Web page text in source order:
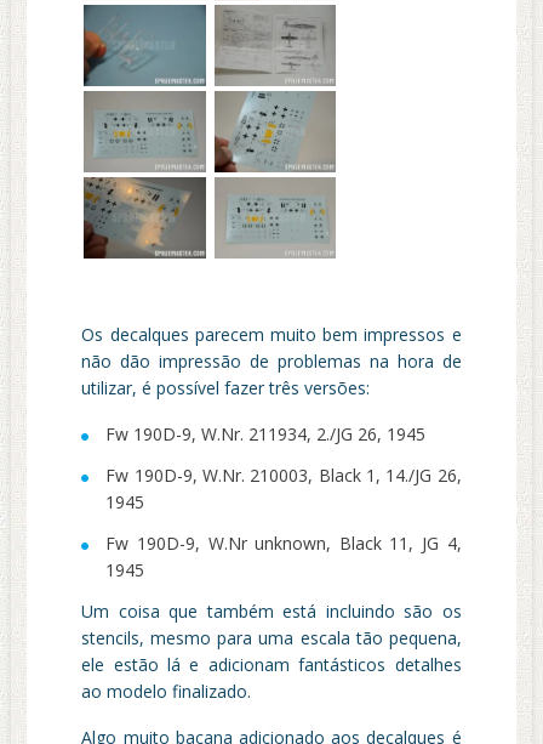
Os decalques parecem muito bem impressos e
não dão impressão de problemas na hora de
utilizar, é possível fazer três versões:
Fw 190D-9, W.Nr. 211934, 2./JG 26, 1945
Fw 190D-9, W.Nr. 210003, Black 1, 14./JG 26,
1945
Fw 190D-9, W.Nr unknown, Black 11, JG 4,
1945
Um coisa que também está incluindo são os
stencils, mesmo para uma escala tão pequena,
ele estão lá e adicionam fantásticos detalhes
ao modelo finalizado.
Algo muito bacana adicionado aos decalques é